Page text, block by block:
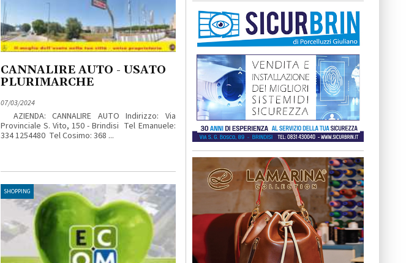
CANNALIRE AUTO - USATO
PLURIMARCHE
07/03/2024
AZIENDA: CANNALIRE AUTO Indirizzo: Via
Provinciale S. Vito, 150 - Brindisi Tel Emanuele:
334 1254480 Tel Cosimo: 368 ...
SHOPPING